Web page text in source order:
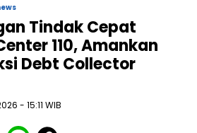
Tindak Cepat
110, Amankan
Debt Collector
- 15:11 WIB